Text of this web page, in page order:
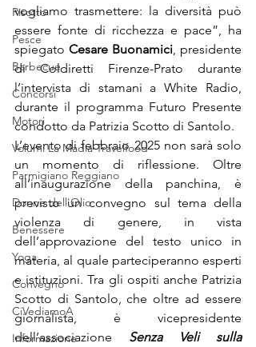
Risotto
Pesce
Barbecue
Concorsi
Motori
Volumi La Madia Travelfood
Parmigiano Reggiano
Donne dell'Olio
Benessere
Yoga
Convegno
CiVediamoA
Informazione
vogliamo trasmettere: la diversità può
essere fonte di ricchezza e pace”, ha
spiegato Cesare Buonamici , presidente
di Coldiretti Firenze-Prato durante
l’intervista di stamani a White Radio,
durante il programma Futuro Presente
condotto da Patrizia Scotto di Santolo.
L’evento di febbraio 2025 non sarà solo
un momento di riflessione. Oltre
all’inaugurazione della panchina, è
previsto un convegno sul tema della
violenza di genere, in vista
dell’approvazione del testo unico in
materia, al quale parteciperanno esperti
e istituzioni. Tra gli ospiti anche Patrizia
Scotto di Santolo, che oltre ad essere
giornalista, è vicepresidente
dell’associazione Senza Veli sulla